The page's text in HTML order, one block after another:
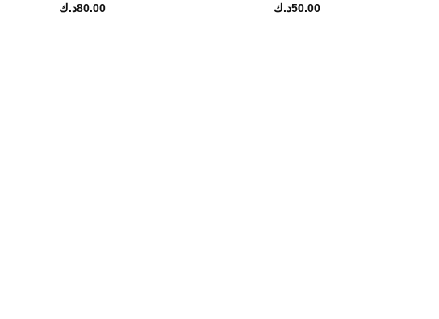
50.00د.ك
80.00د.ك